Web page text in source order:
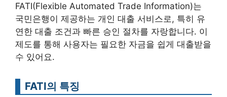
FATI(Flexible Automated Trade Information)는
국민은행이 제공하는 개인 대출 서비스로, 특히 유
연한 대출 조건과 빠른 승인 절차를 자랑합니다. 이
제도를 통해 사용자는 필요한 자금을 쉽게 대출받을
수 있어요.
FATI의 특징